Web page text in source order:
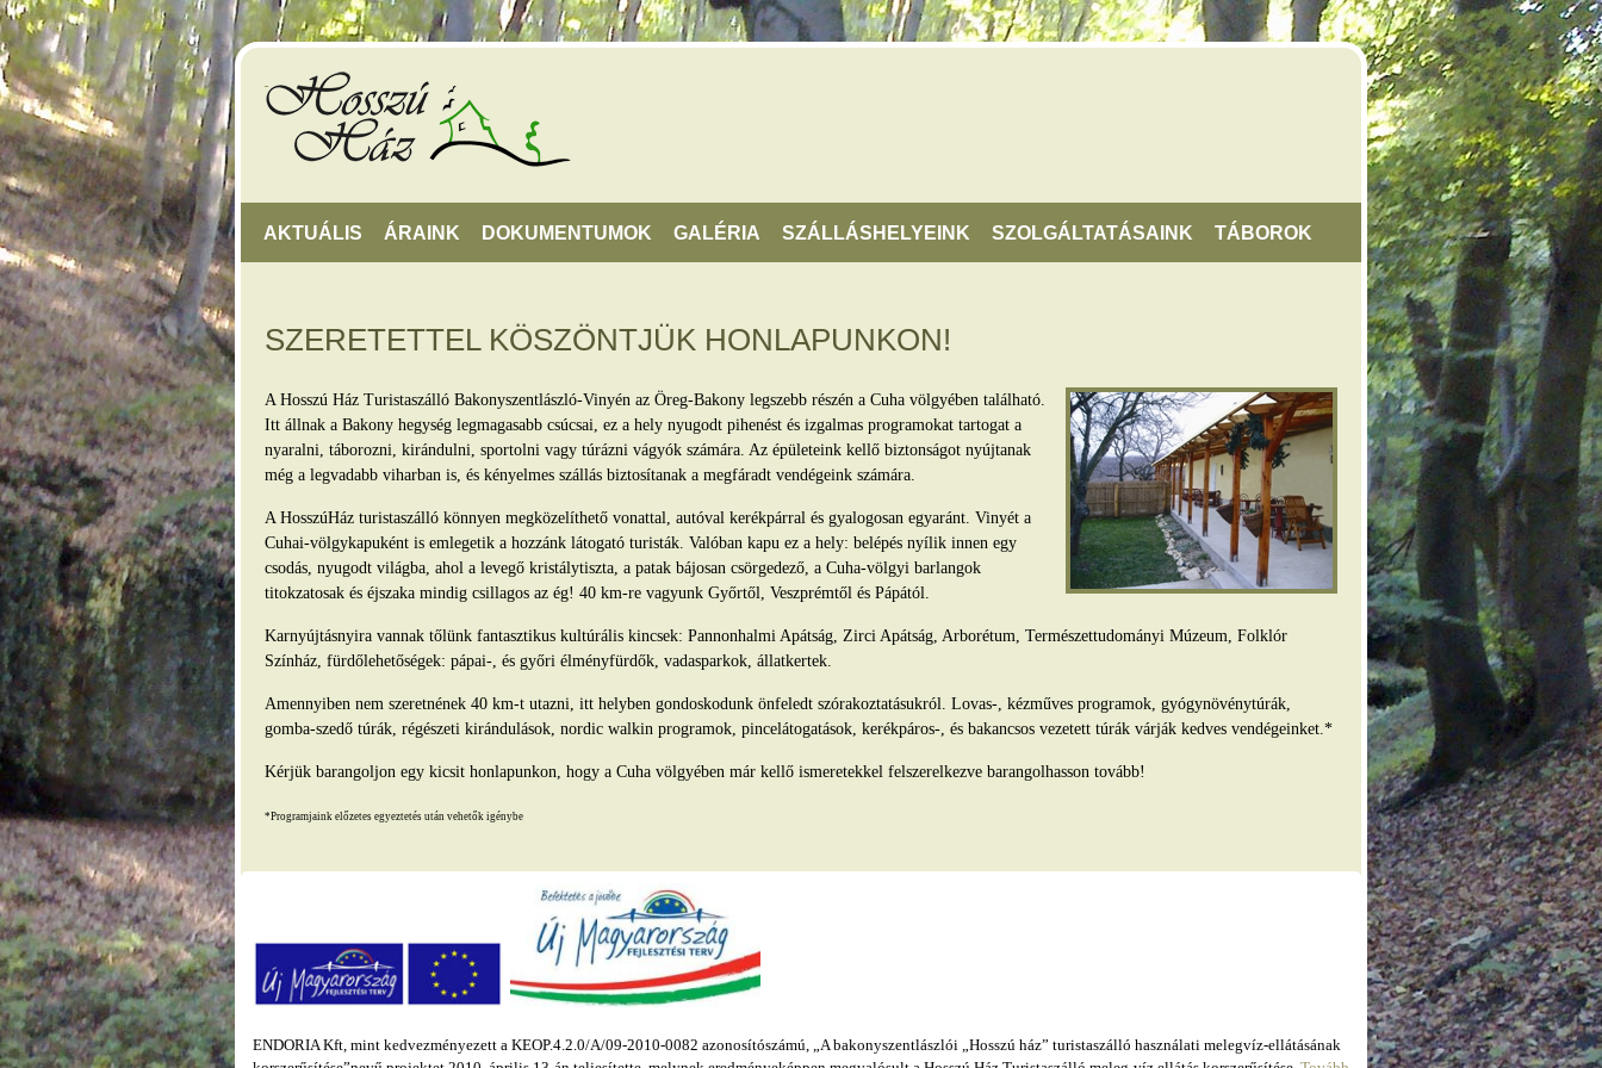
AKTUÁLIS ÁRAINK DOKUMENTUMOK GALÉRIA SZÁLLÁSHELYEINK SZOLGÁLTATÁSAINK TÁBOROK
SZERETETTEL KÖSZÖNTJÜK HONLAPUNKON!
A Hosszú Ház Turistaszálló Bakonyszentlászló-Vinyén az Öreg-Bakony legszebb részén a Cuha völgyében található.
Itt állnak a Bakony hegység legmagasabb csúcsai, ez a hely nyugodt pihenést és izgalmas programokat tartogat a
nyaralni, táborozni, kirándulni, sportolni vagy túrázni vágyók számára. Az épületeink kellő biztonságot nyújtanak
még a legvadabb viharban is, és kényelmes szállás biztosítanak a megfáradt vendégeink számára.
A HosszúHáz turistaszálló könnyen megközelíthető vonattal, autóval kerékpárral és gyalogosan egyaránt. Vinyét a
Cuhai-völgykapuként is emlegetik a hozzánk látogató turisták. Valóban kapu ez a hely: belépés nyílik innen egy
csodás, nyugodt világba, ahol a levegő kristálytiszta, a patak bájosan csörgedező, a Cuha-völgyi barlangok
titokzatosak és éjszaka mindig csillagos az ég! 40 km-re vagyunk Győrtől, Veszprémtől és Pápától.
Karnyújtásnyira vannak tőlünk fantasztikus kultúrális kincsek: Pannonhalmi Apátság, Zirci Apátság, Arborétum, Természettudományi Múzeum, Folklór
Színház, fürdőlehetőségek: pápai-, és győri élményfürdők, vadasparkok, állatkertek.
Amennyiben nem szeretnének 40 km-t utazni, itt helyben gondoskodunk önfeledt szórakoztatásukról. Lovas-, kézműves programok, gyógynövénytúrák,
gomba-szedő túrák, régészeti kirándulások, nordic walkin programok, pincelátogatások, kerékpáros-, és bakancsos vezetett túrák várják kedves vendégeinket.*
Kérjük barangoljon egy kicsit honlapunkon, hogy a Cuha völgyében már kellő ismeretekkel felszerelkezve barangolhasson tovább!
*Programjaink előzetes egyeztetés után vehetők igénybe
ENDORIA Kft, mint kedvezményezett a KEOP.4.2.0/A/09-2010-0082 azonosítószámú, „A bakonyszentlászlói „Hosszú ház” turistaszálló használati melegvíz-ellátásának